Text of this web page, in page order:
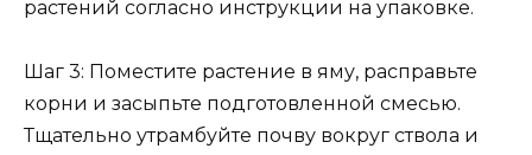
растений согласно инструкции на упаковке.
Шаг 3: Поместите растение в яму, расправьте
корни и засыпьте подготовленной смесью.
Тщательно утрамбуйте почву вокруг ствола и